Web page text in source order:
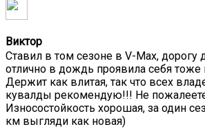
Виктор
Ставил в том сезоне в V-Max, дорогу
отлично в дождь проявила себя тоже
Держит как влитая, так что всех
кувалды рекомендую!!! Не
Износостойкость хорошая, за один
км выгляди как новая)